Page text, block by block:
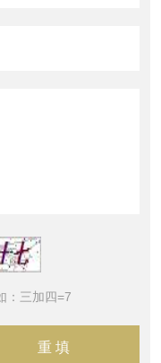
：三加四=7